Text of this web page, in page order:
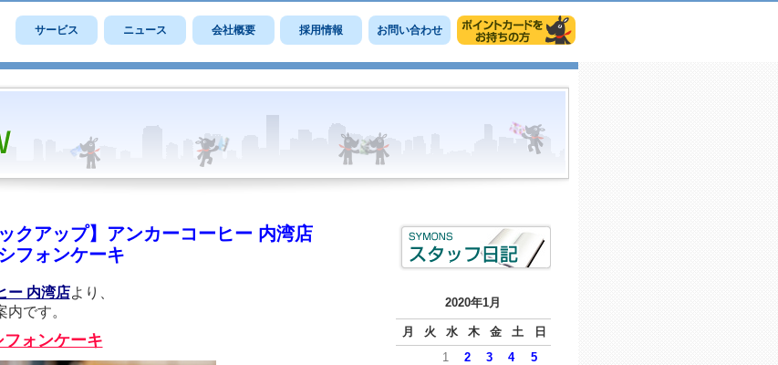
サービス ニュース 会社概要 採用情報 お問い合わせ
クアップ】アンカーコーヒー 内湾店
フォンケーキ
ー 内湾店より、
です。
ォンケーキ
2020年1月
月 火 水 木 金 土 日
1 2 3 4
5